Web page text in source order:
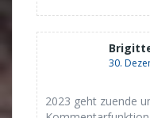
30.
2023 geht zuende